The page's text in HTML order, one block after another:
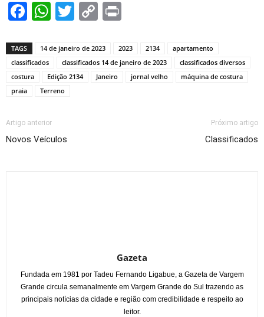
Facebook
WhatsApp
TwitterCopy
TAGS 14 de janeiro de 2023 2023 2134
apartamento
classificados
classificados 14 de janeiro de 2023
classificados diversos
costura
Edição 2134 Janeiro jornal velho
máquina de costura
praia
Terreno
Artigo anterior
Novos Veículos
Próximo artigo
Classificados
Gazeta
Fundada em 1981 por Tadeu Fernando Ligabue, a Gazeta de Vargem
Grande circula semanalmente em Vargem Grande do Sul trazendo as
principais notícias da cidade e região com credibilidade e respeito ao
leitor.